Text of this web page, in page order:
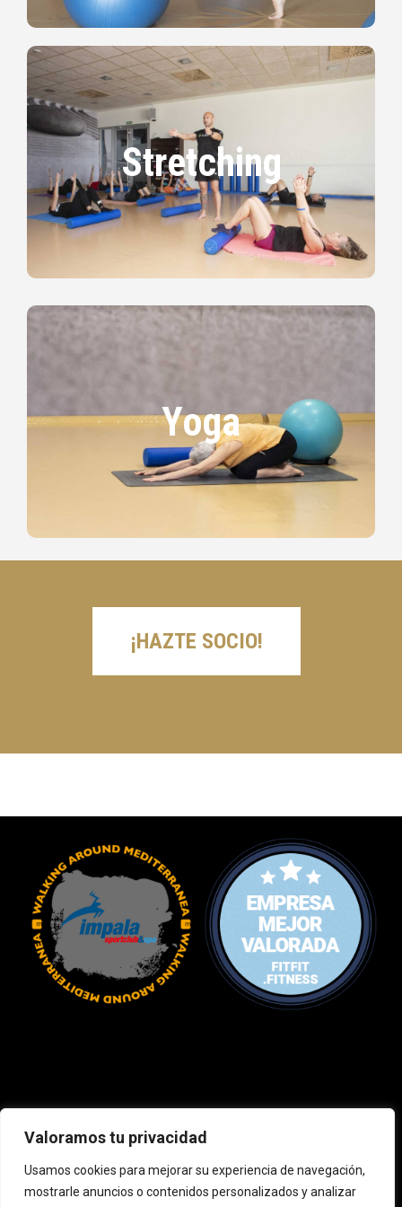
Valoramos tu privacidad
Usamos cookies para mejorar su experiencia de navegación,
mostrarle anuncios o contenidos personalizados y analizar
Stretching
Stretching
Práctica corporal precisa y sencilla, basada en el
estiramiento suave. Su finalidad es contribuir al
equilibrio corporal, relajando tensiones profundas.
Yoga
Yoga
El yoga tiene muchas y distintas ramas que
contribuyen al desarrollo físico, mental y
espiritual; un equilibrio de bienestar entre la
unidad del cuerpo y el alma.
¡HAZTE SOCIO!